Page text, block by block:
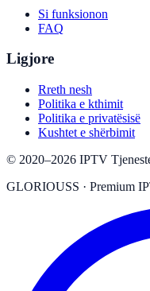
Si funksionon
FAQ
Ligjore
Rreth nesh
Politika e kthimit
Politika e privatësisë
Kushtet e shërbimit
© 2020–2026 IPTV
GLORIOUSS · Premium